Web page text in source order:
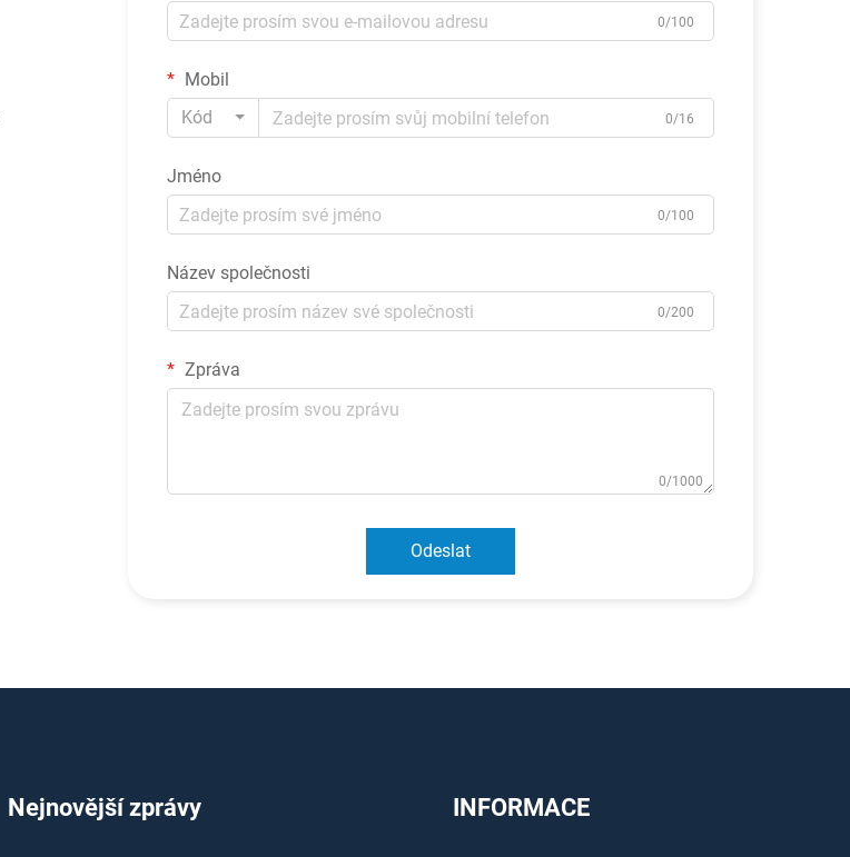
0/100
Mobil
Kód
0/16
Jméno
0/100
Název společnosti
0/200
Zpráva
0/1000
Odeslat
Nejnovější zprávy INFORMACE